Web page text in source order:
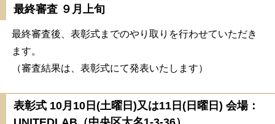
最終審査 ９月上旬
最終審査後、表彰式までのやり取りを行わせていただき
ます。
（審査結果は、表彰式にて発表いたします）
表彰式 10月10日(土曜日)又は11日(日曜日) 会場：